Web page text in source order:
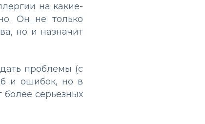
на какие-
Он не только
но и назначит
проблемы (с
и ошибок, но в
более серьезных